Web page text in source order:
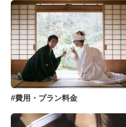
費用・プラン料金